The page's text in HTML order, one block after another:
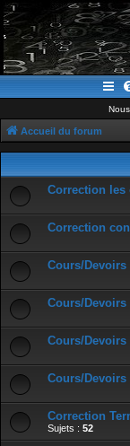
Accueil du forum
Correction les
Correction
Cours/
Cours/
Cours/
Cours/
Correction
Sujets : 52